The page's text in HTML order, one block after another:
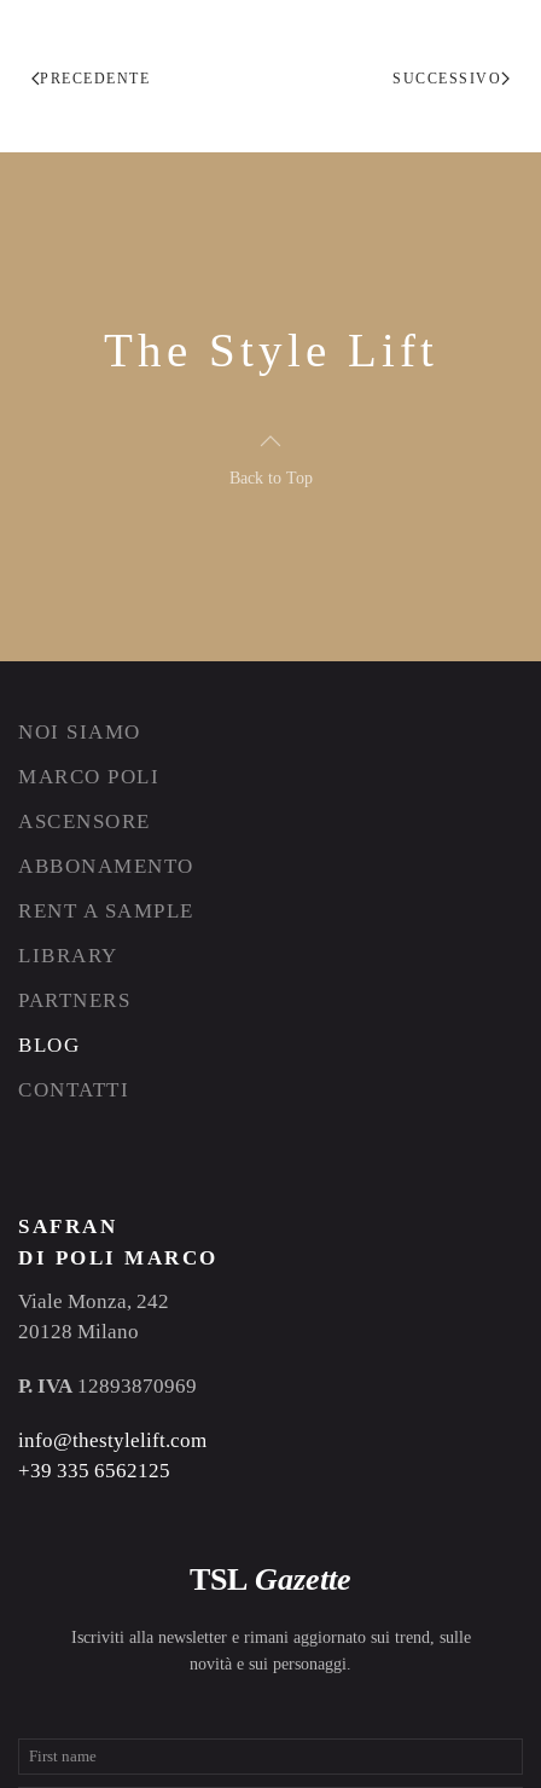
PRECEDENTE SUCCESSIVO
The Style Lift
Back to Top
NOI SIAMO
MARCO POLI
ASCENSORE
ABBONAMENTO
RENT A SAMPLE
LIBRARY
PARTNERS
BLOG
CONTATTI
SAFRAN
DI POLI MARCO
Viale Monza, 242
20128 Milano
P. IVA 12893870969
info@thestylelift.com
+39 335 6562125
TSL Gazette
Iscriviti alla newsletter e rimani aggiornato sui trend, sulle
novità e sui personaggi.